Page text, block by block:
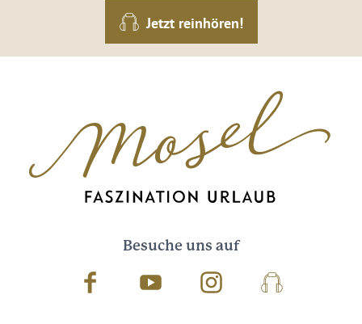
Jetzt reinhören!
Besuche uns auf
Facebook Youtube InstagramPodcast